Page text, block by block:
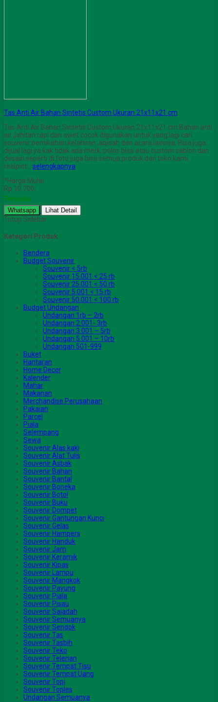
Tas Anti Air Bahan Sintetis Custom Ukuran 21x11x21 cm
Tas Anti Air Bahan Sintetis Custom Ukuran 21x11x21 cm Bahan anti
air ,jahitan rapi dan awet cocok digunakan untuk yang lagi cari
souvenir pernikahan,kelahiran ,aqiqah dan acara lainnya. Bisa juga
dijual lagi ya kak tidak ada merk, polos bisa atau custom sablon dan
desain seperti di foto juga bisa semua produk dari toko kami
realpict… selengkapnya
*Harga Mulai
Rp 10.700
Tersedia
Whatsapp Lihat Detail
Tutup Sidebar
Kategori Produk
Bendera
Budget Souvenir
Souvenir < 5rb
Souvenir 15.001 < 25 rb
Souvenir 25.001 < 50 rb
Souvenir 5.001 < 15 rb
Souvenir 50.001 < 100 rb
Budget Undangan
Undangan 1rb – 2rb
Undangan 2.001- 3rb
Undangan 3.001 – 5rb
Undangan 5.001 – 10rb
Undangan 501-999
Buket
Hantaran
Home Decor
Kalender
Mahar
Makanan
Merchandise Perusahaan
Pakaian
Parcel
Piala
Selempang
Sewa
Souvenir Alas kaki
Souvenir Alat Tulis
Souvenir Asbak
Souvenir Bahan
Souvenir Bantal
Souvenir Boneka
Souvenir Botol
Souvenir Buku
Souvenir Dompet
Souvenir Gantungan Kunci
Souvenir Gelas
Souvenir Hampers
Souvenir Handuk
Souvenir Jam
Souvenir Keramik
Souvenir Kipas
Souvenir Lampu
Souvenir Mangkok
Souvenir Payung
Souvenir Piala
Souvenir Pisau
Souvenir Sajadah
Souvenir Semuanya
Souvenir Sendok
Souvenir Tas
Souvenir Tasbih
Souvenir Teko
Souvenir Telenan
Souvenir Tempat Tisu
Souvenir Tempat Uang
Souvenir Topi
Souvenir Toples
Undangan Semuanya